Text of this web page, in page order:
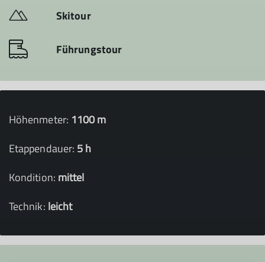
Skitour
Führungstour
Höhenmeter: 1100 m
Etappendauer: 5 h
Kondition: mittel
Technik: leicht